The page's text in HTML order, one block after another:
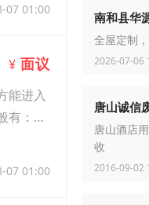
07 01:00
¥ 面议
能进入
：子
07 01:00
南和县华
全屋定制
2026-07-06
唐山诚信
唐山酒店
收
2016-09-02